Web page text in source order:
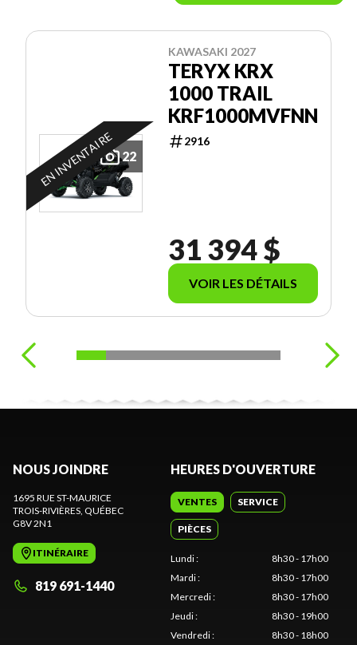
22
EN INVENTAIRE
KAWASAKI 2027
TERYX KRX
1000 TRAIL
KRF1000MVFNN
2916
31 394 $
VOIR LES DÉTAILS
NOUS JOINDRE
1695 RUE ST-MAURICE
TROIS-RIVIÈRES , QUÉBEC
G8V 2N1
ITINÉRAIRE
819 691-1440
HEURES D'OUVERTURE
VENTES SERVICE
PIÈCES
Lundi:
8h30 - 17h00
Mardi:
8h30 - 17h00
Mercredi:
8h30 - 17h00
Jeudi:
8h30 - 19h00
Vendredi: 8h30 - 18h00